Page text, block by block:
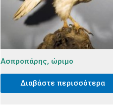
Ασπροπάρης, ώριμο
Διαβάστε περισσότερα